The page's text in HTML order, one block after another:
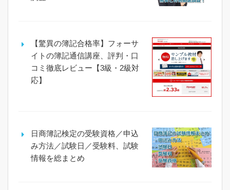
【驚異の簿記合格率】フォーサ
イトの簿記通信講座、評判・口
コミ徹底レビュー【3級・2級対
応】
日商簿記検定の受験資格／申込
み方法／試験日／受験料、試験
情報を総まとめ